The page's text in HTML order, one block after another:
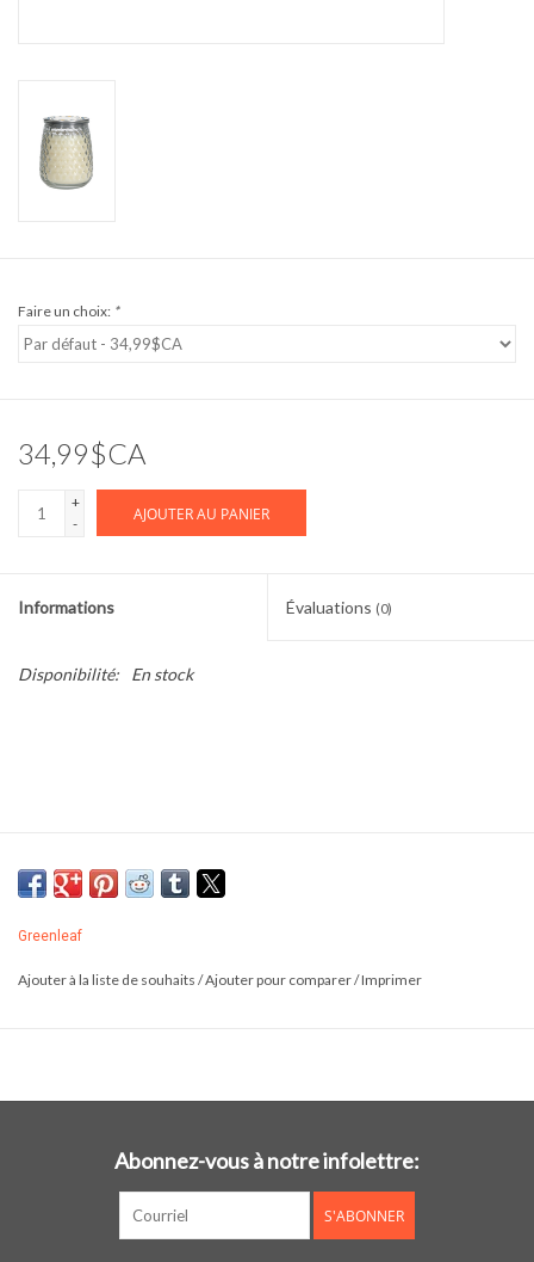
Faire un choix: *
34,99$CA
+
-
AJOUTER AU PANIER
Informations Évaluations (0)
Disponibilité: En stock
Greenleaf
Ajouter à la liste de souhaits /Ajouter pour comparer/Imprimer
Abonnez-vous à notre infolettre:
S'ABONNER